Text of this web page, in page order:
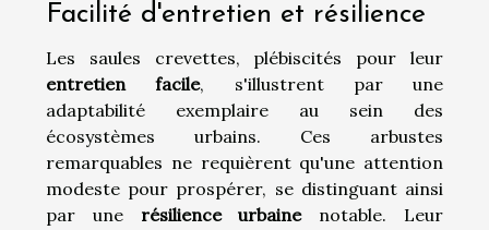
Facilité d'entretien et résilience
Les saules crevettes, plébiscités pour leur
entretien facile, s'illustrent par une
adaptabilité exemplaire au sein des
écosystèmes urbains. Ces arbustes
remarquables ne requièrent qu'une attention
modeste pour prospérer, se distinguant ainsi
par une résilience urbainenotable. Leur